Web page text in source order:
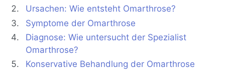
Ursachen: Wie entsteht Omarthrose?
Symptome der Omarthrose
Diagnose: Wie untersucht der Spezialist
Omarthrose?
Konservative Behandlung der Omarthrose